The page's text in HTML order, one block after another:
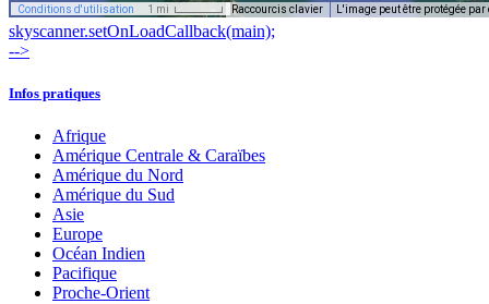
skyscanner.setOnLoadCallback(main);
-->
Infos pratiques
Afrique
Amérique Centrale & Caraïbes
Amérique du Nord
Amérique du Sud
Asie
Europe
Océan Indien
Pacifique
Proche-Orient